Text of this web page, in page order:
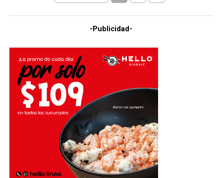
-Publicidad-